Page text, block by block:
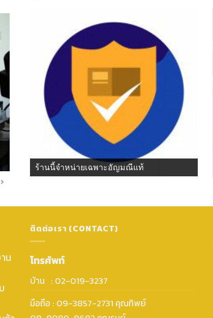
ร้านนี้จำหน่ายเฉพาะอัญมณีแท้
น
ติดต่อเรา (CONTACT)
โทรศัพท์
บ้าน : 02-019-3237
มือถือ : 09-3857-2731 คุณทิพย์